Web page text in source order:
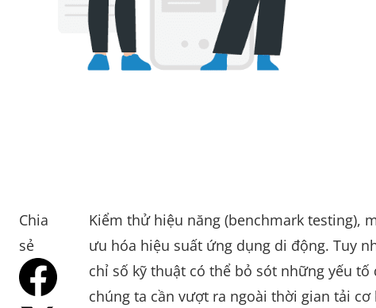
Chia
sẻ
Kiểm thử hiệu năng (benchmark testing),
ưu hóa hiệu suất ứng dụng di động. Tuy
chỉ số kỹ thuật có thể bỏ sót những yếu
chúng ta cần vượt ra ngoài thời gian tải